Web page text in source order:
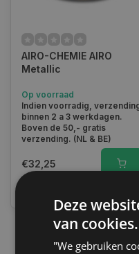
AIRO-CHEMIE AIRO
Metallic
Op voorraad
Indien voorradig,
binnen 2 a 3 werkdagen.
Boven de 50,- gratis
verzending. (NL & BE)
€32,25
Deze
van cookies.
"We gebruiken